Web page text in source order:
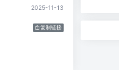
2025-11-13
复制链接